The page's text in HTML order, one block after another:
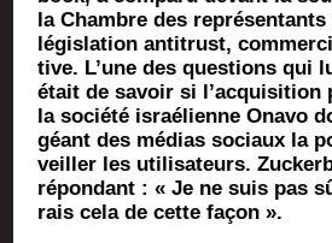
la Chambre des
légis­la­tion anti­trust,
tive. L’une des ques­tions qui
était de savoir si l’ac­qui­si­tion
la socié­té israé­lienne Ona­vo
géant des médias sociaux la
veiller les uti­li­sa­teurs.
répon­dant : « Je ne suis pas
rais cela de cette façon ».